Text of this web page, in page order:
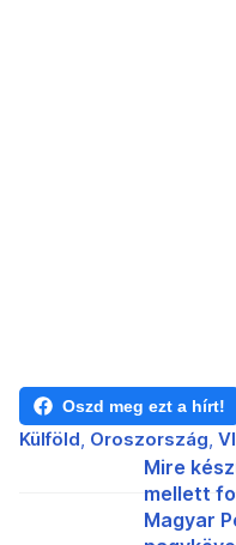
Oszd meg ezt a hírt!
Külföld Oroszország
Mire
mellett
Magyar